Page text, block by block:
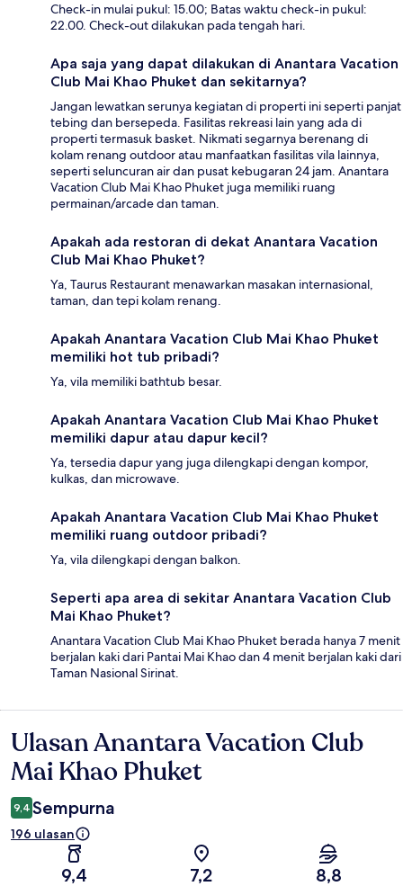
Check-in mulai pukul: 15.00; Batas waktu check-in pukul:
22.00. Check-out dilakukan pada tengah hari.
Apa saja yang dapat dilakukan di Anantara Vacation
Club Mai Khao Phuket dan sekitarnya?
Jangan lewatkan serunya kegiatan di properti ini seperti panjat
tebing dan bersepeda. Fasilitas rekreasi lain yang ada di
properti termasuk basket. Nikmati segarnya berenang di
kolam renang outdoor atau manfaatkan fasilitas vila lainnya,
seperti seluncuran air dan pusat kebugaran 24 jam. Anantara
Vacation Club Mai Khao Phuket juga memiliki ruang
permainan/arcade dan taman.
Apakah ada restoran di dekat Anantara Vacation
Club Mai Khao Phuket?
Ya, Taurus Restaurant menawarkan masakan internasional,
taman, dan tepi kolam renang.
Apakah Anantara Vacation Club Mai Khao Phuket
memiliki hot tub pribadi?
Ya, vila memiliki bathtub besar.
Apakah Anantara Vacation Club Mai Khao Phuket
memiliki dapur atau dapur kecil?
Ya, tersedia dapur yang juga dilengkapi dengan kompor,
kulkas, dan microwave.
Apakah Anantara Vacation Club Mai Khao Phuket
memiliki ruang outdoor pribadi?
Ya, vila dilengkapi dengan balkon.
Seperti apa area di sekitar Anantara Vacation Club
Mai Khao Phuket?
Anantara Vacation Club Mai Khao Phuket berada hanya 7 menit
berjalan kaki dari Pantai Mai Khao dan 4 menit berjalan kaki dari
Taman Nasional Sirinat.
Ulasan
Ulasan Anantara Vacation Club
Mai Khao Phuket
9,4 Sempurna
196 ulasan
9,4 7,2 8,8